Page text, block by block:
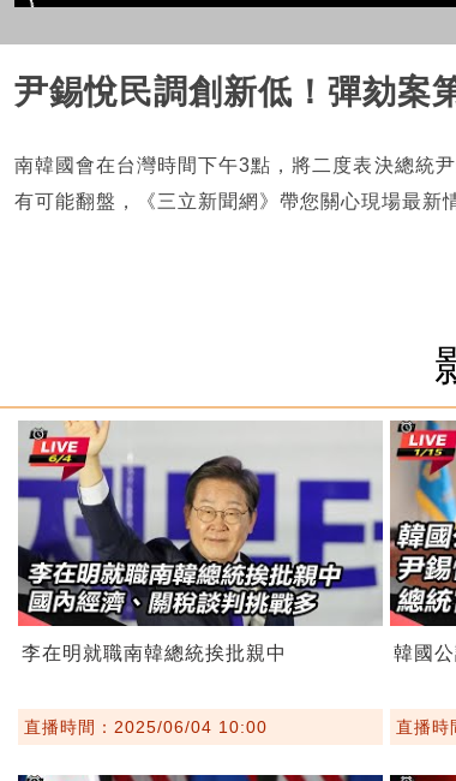
尹錫悅民調創新低！彈劾案
南韓國會在台灣時間下午3點，將二度表決總統
有可能翻盤，《三立新聞網》帶您關心現場最新
李在明就職南韓總統挨批親中
直播時間：2025/06/04 10:00
韓國
直播